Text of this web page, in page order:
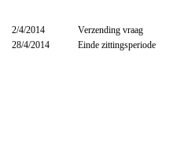
2/4/2014
Verzending vraag
28/4/2014
Einde zittingsperiode